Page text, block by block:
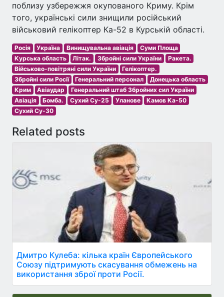
поблизу узбережжя окупованого Криму. Крім
того, українські сили знищили російський
військовий гелікоптер Ка-52 в Курській області.
Росія Україна Винищувальна авіація
Суми Площа
Курська область
Літак. Збройні сили України
Ракета.
Військово-повітряні сили України
Гелікоптер.
Збройні сили Росії
Генеральний персонал
Донецька область
Крим
Авіаудар
Генеральний штаб Збройних сил України
Авіація
Бомба. Сухий Су-25 Уланове
Камов Ка-50
Сухий Су-30
Related posts
Дмитро Кулеба: кілька країн Європейського
Союзу підтримують скасування обмежень на
використання зброї проти Росії.